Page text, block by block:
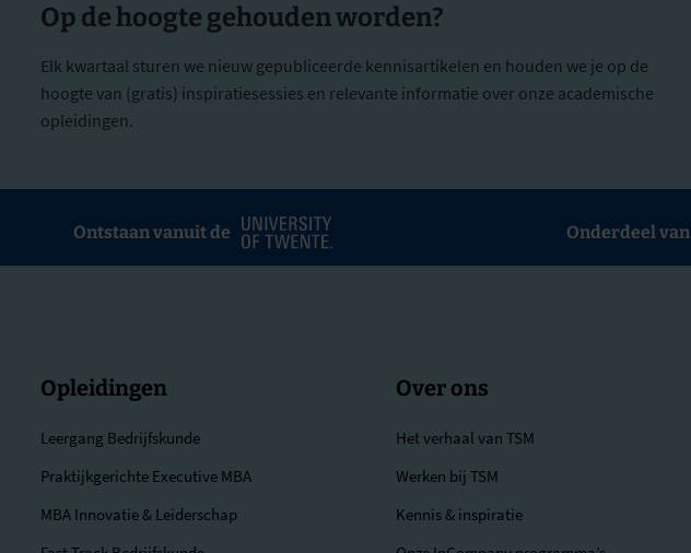
Op de hoogte gehouden worden?
Elk kwartaal sturen we nieuw gepubliceerde kennisartikelen en houden we je op de
hoogte van (gratis) inspiratiesessies en relevante informatie over onze academische
opleidingen.
Ontstaan vanuit de Onderdeel van
Opleidingen
Leergang Bedrijfskunde
Praktijkgerichte Executive MBA
MBA Innovatie & Leiderschap
Over ons
Het verhaal van TSM
Werken bij TSM
Kennis & inspiratie